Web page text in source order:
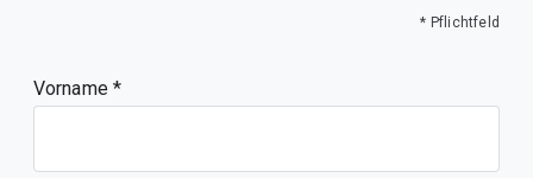
* Pflichtfeld
Vorname